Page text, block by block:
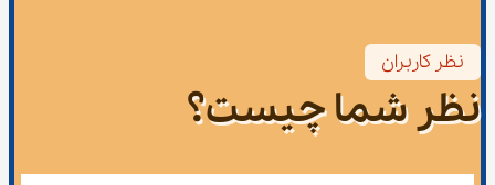
نظر کاربران
نظر شما چیست؟